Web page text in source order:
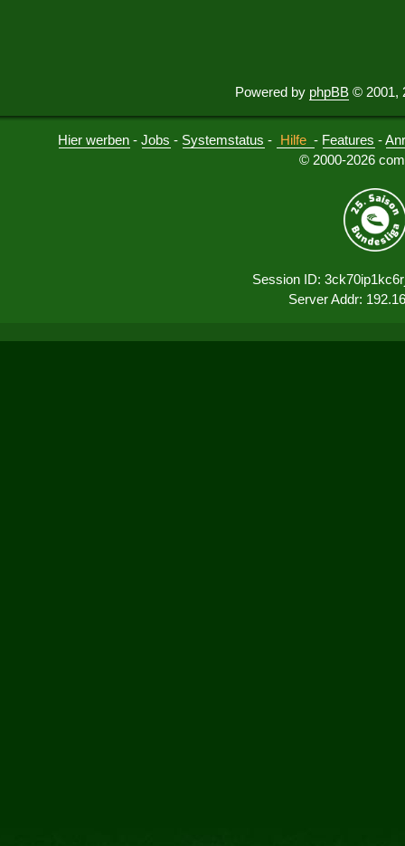
Powered by phpBB © 2001,
Hier werben -Jobs - Systemstatus - Hilfe - Features -
© 2000-2026
Session ID:
Server Addr: